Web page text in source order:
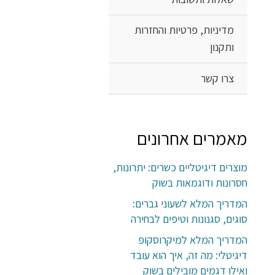
מדיניות, פרטיות והחזרות
ותקנון
צרו קשר
מאמרים אחרונים
מוצרים דיגיטליים כשרים: יתרונות,
חסרונות ודוגמאות בשוק
המדריך המלא לשעוני גברים:
סוגים, סגנונות וטיפים לבחירה
המדריך המלא למיקרוסקופ
דיגיטלי: מה זה, איך הוא עובד
ואילו דגמים מובילים בשוק